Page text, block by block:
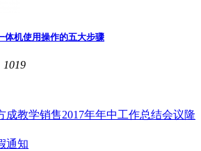
体机使用操作的五大步骤
1019
成教学销售2017年年中工作总结会议隆
通知